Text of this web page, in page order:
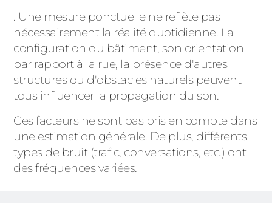
. Une mesure ponctuelle ne reflète pas
nécessairement la réalité quotidienne. La
configuration du bâtiment, son orientation
par rapport à la rue, la présence d'autres
structures ou d'obstacles naturels peuvent
tous influencer la propagation du son.
Ces facteurs ne sont pas pris en compte dans
une estimation générale. De plus, différents
types de bruit (trafic, conversations, etc.) ont
des fréquences variées.